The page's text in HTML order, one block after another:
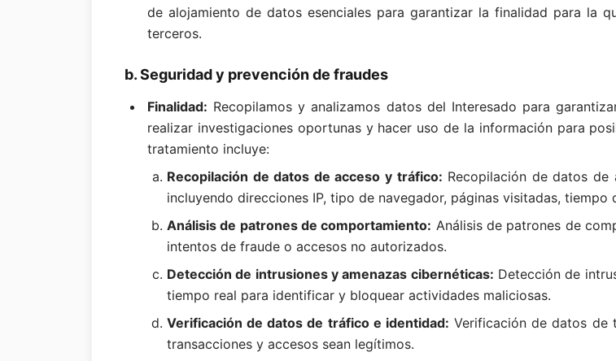
de alojamiento de datos esenciales para garantizar la finalidad para la
terceros.
b. Seguridad y prevención de fraudes
Finalidad: Recopilamos y analizamos datos del Interesado para
realizar investigaciones oportunas y hacer uso de la información para
tratamiento incluye:
Recopilación de datos de acceso y tráfico: Recopilación de datos
incluyendo direcciones IP, tipo de navegador, páginas visitadas,
Análisis de patrones de comportamiento: Análisis de patrones de
intentos de fraude o accesos no autorizados.
Detección de intrusiones y amenazas cibernéticas: Detección de
tiempo real para identificar y bloquear actividades maliciosas.
Verificación de datos de tráfico e identidad: Verificación de datos de
transacciones y accesos sean legítimos.